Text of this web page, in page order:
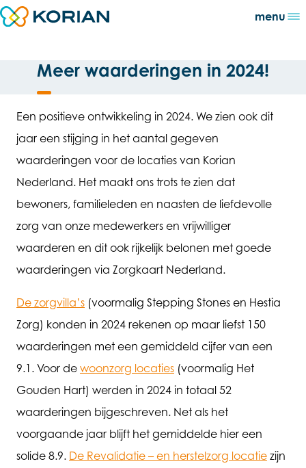
Direct naar content
Terug naar de startpagina
menu
Meer waarderingen in 2024!
Een positieve ontwikkeling in 2024. We zien ook dit
jaar een stijging in het aantal gegeven
waarderingen voor de locaties van Korian
Nederland. Het maakt ons trots te zien dat
bewoners, familieleden en naasten de liefdevolle
zorg van onze medewerkers en vrijwilliger
waarderen en dit ook rijkelijk belonen met goede
waarderingen via Zorgkaart Nederland.
De zorgvilla’s (voormalig Stepping Stones en Hestia
Zorg) konden in 2024 rekenen op maar liefst 150
waarderingen met een gemiddeld cijfer van een
9.1. Voor de woonzorg locaties (voormalig Het
Gouden Hart) werden in 2024 in totaal 52
waarderingen bijgeschreven. Net als het
voorgaande jaar blijft het gemiddelde hier een
solide 8.9. De Revalidatie – en herstelzorg locatie zijn